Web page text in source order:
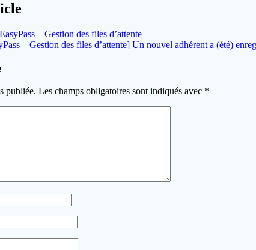
EasyPass – Gestion des files d’attente
– Gestion des files d’attente] Un nouvel adhérent a (été)
publiée. Les champs obligatoires sont indiqués avec *